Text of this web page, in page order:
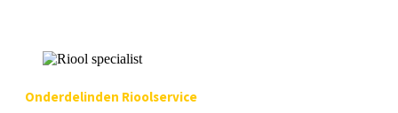
Onderdelinden Rioolservice